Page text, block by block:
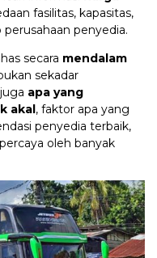
fasilitas, kapasitas,
penyedia.
secara mendalam
sekadar
apa yang
akal, faktor apa yang
penyedia terbaik,
oleh banyak